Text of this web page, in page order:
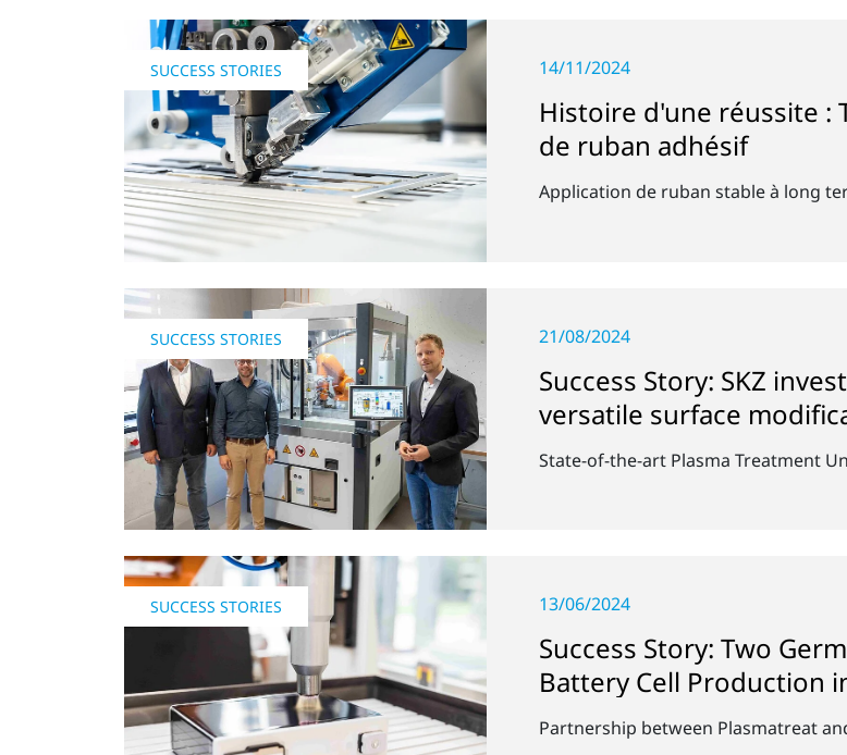
SUCCESS STORIES 14/11/2024
Histoire d'une réussite :
de ruban adhésif
Application de ruban stable à long
SUCCESS STORIES 21/08/2024
Success Story: SKZ
versatile surface
State-of-the-art Plasma Treatment
SUCCESS STORIES 13/06/2024
Success Story: Two
Battery Cell Production
Partnership between Plasmatreat